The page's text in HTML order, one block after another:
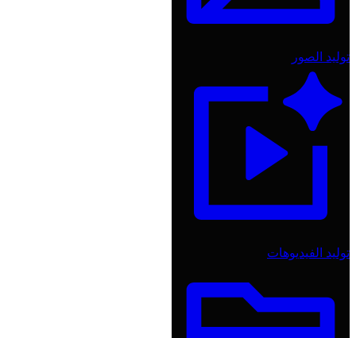
توليد الصور
توليد الفيديوهات